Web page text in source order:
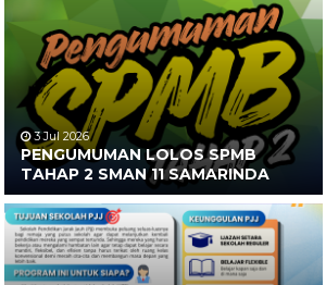
3 Jul 2026
PENGUMUMAN LOLOS SPMB
TAHAP 2 SMAN 11 SAMARINDA